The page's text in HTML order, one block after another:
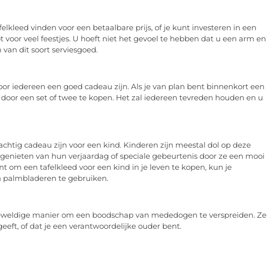
vinden voor een betaalbare prijs, of je kunt investeren in een
veel feestjes. U hoeft niet het gevoel te hebben dat u een arm en
dit soort serviesgoed.
iedereen een goed cadeau zijn. Als je van plan bent binnenkort een
een set of twee te kopen. Het zal iedereen tevreden houden en u
cadeau zijn voor een kind. Kinderen zijn meestal dol op deze
van hun verjaardag of speciale gebeurtenis door ze een mooi
om een ​​tafelkleed voor een kind in je leven te kopen, kun je
palmbladeren te gebruiken.
manier om een ​​boodschap van mededogen te verspreiden. Ze
of dat je een verantwoordelijke ouder bent.